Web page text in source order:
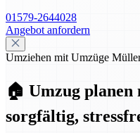
01579-2644028
Angebot anfordern
Umziehen mit Umzüge
🏠 Umzug
sorgfältig,